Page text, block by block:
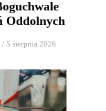
Oddolnych
/ 5 sierpnia 2026